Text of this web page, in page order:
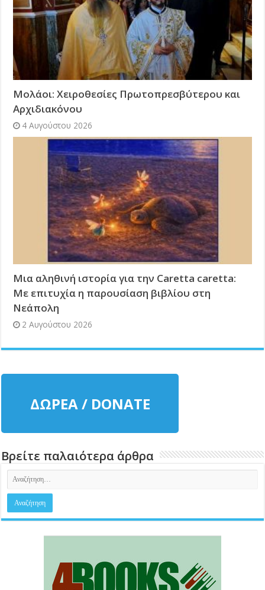
Μολάοι: Χειροθεσίες Πρωτοπρεσβύτερου και
Αρχιδιακόνου
4 Αυγούστου 2026
Μια αληθινή ιστορία για την Caretta caretta:
Με επιτυχία η παρουσίαση βιβλίου στη
Νεάπολη
2 Αυγούστου 2026
ΔΩΡΕΑ / DONATE
Βρείτε παλαιότερα άρθρα